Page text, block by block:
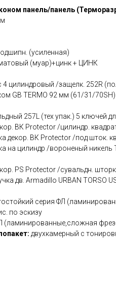
панель/панель
(усиленная)
(муар)+цинк + ЦИНК
4 цилиндровый /защелк. 252R
GB TERMO 92 мм (61/31/70SH)
257L (тех упак.) 5 ключей
ВК Protector /цилиндр.
декор. ВК Protector /под шток.
на цилиндр /вороненый никель
PS Protector /сувальдн.
дв. Armadillo URBAN TORSO
серия ФЛ
по эскизу
двухкамерный с